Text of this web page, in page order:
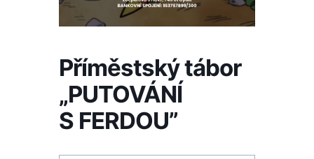
Příměstský tábor
„PUTOVÁNÍ
S FERDOU”